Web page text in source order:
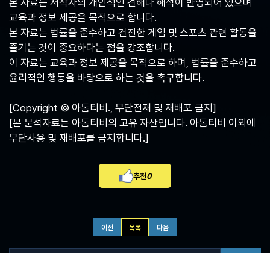
본 자료는 저작자의 개인적인 견해나 해석이 반영되어 있으며
교육과 정보 제공을 목적으로 합니다.
본 자료는 법률을 준수하고 건전한 게임 및 스포츠 관련 활동을
즐기는 것이 중요하다는 점을 강조합니다.
이 자료는 교육과 정보 제공을 목적으로 하며, 법률을 준수하고
윤리적인 행동을 바탕으로 하는 것을 촉구합니다.
[Copyright © 아톰티비., 무단전재 및 재배포 금지]
[본 분석자료는 아톰티비의 고유 자산입니다. 아톰티비 이외에
무단사용 및 재배포를 금지합니다.]
추천0
이전 목록 다음